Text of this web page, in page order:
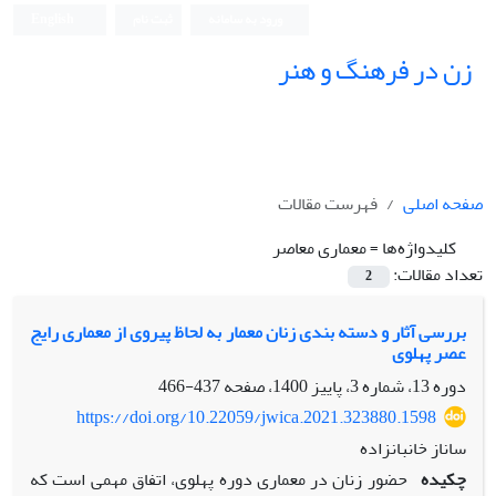
زن در فرهنگ و هنر
صفحه اصلی
فهرست مقالات
کلیدواژه‌ها =معماری معاصر
تعداد مقالات:
2
بررسی آثار و دسته بندی زنان معمار به لحاظ پیروی از معماری رایج
عصر پهلوی
دوره 13، شماره 3، پاییز 1400، صفحه
437-466
https://doi.org/10.22059/jwica.2021.323880.1598
ساناز خانبانزاده
چکیده حضور زنان در معماری دوره پهلوی، اتفاق مهمی است که